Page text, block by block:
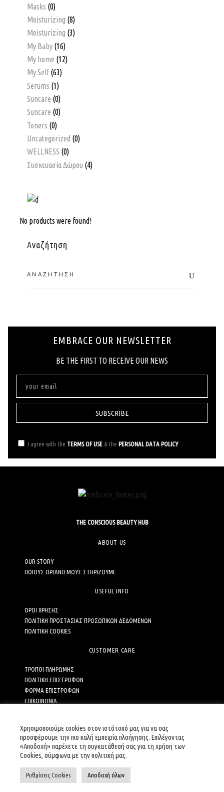
Masks (0)
Moisturizing (8)
Moisturizing (3)
My Baby (16)
My home (12)
My Self (63)
Serums (1)
Suncare (0)
Suncare (0)
Toners (0)
Uncategorized (0)
WELLNESS (0)
Συσκευασία Δώρου (4)
No products were found!
Αναζήτηση
EMBRACE OUR NEWSLETTER
ΒΕ ΤΗΕ FIRST ΤΟ RECEIVE OUR NEWS
I agree with the TERMS OF USE & the PERSONAL DATA POLICY
SUBSCRIBE
THE CONSCIOUS BEAUTY HUB
ABOUT US
OUR STORY
ΠΟΙΟΥΣ ΟΡΓΑΝΙΣΜΟΥΣ ΣΤΗΡΙΖΟΥΜΕ
USEFUL INFO
ΟΡΟΙ ΧΡΗΣΗΣ
ΠΟΛΙΤΙΚΗ ΠΡΟΣΤΑΣΙΑΣ ΠΡΟΣΩΠΙΚΩΝ ΔΕΔΟΜΕΝΩΝ
ΠΟΛΙΤΙΚΗ COOKIES
CUSTOMER CARE
ΤΡΟΠΟΙ ΠΛΗΡΩΜΗΣ
ΠΟΛΙΤΙΚΗ ΕΠΙΣΤΡΟΦΩΝ
ΦΟΡΜΑ ΕΠΙΣΤΡΟΦΩΝ
ΕΠΙΚΟΙΝΩΝΙΑ
SOCIAL MEDIA
Χρησιμοποιούμε cookies στον ιστότοπό μας για να σας
προσφέρουμε την πιο καλή εμπειρία πλοήγησης. Επιλέγοντας
«Αποδοχή» παρέχετε τη συγκατάθεσή σας για τη χρήση των
Cookies, σύμφωνα με την πολιτική μας.
Ρυθμίσεις Cookies Αποδοχή όλων